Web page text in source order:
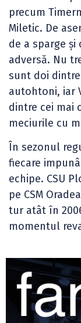
precum
Miletic. De
de a sparge
adversă. Nu
sunt doi
autohtoni, iar
dintre cei mai
meciurile cu
În sezonul
fiecare
echipe. CSU
pe CSM
tur atât în
momentul